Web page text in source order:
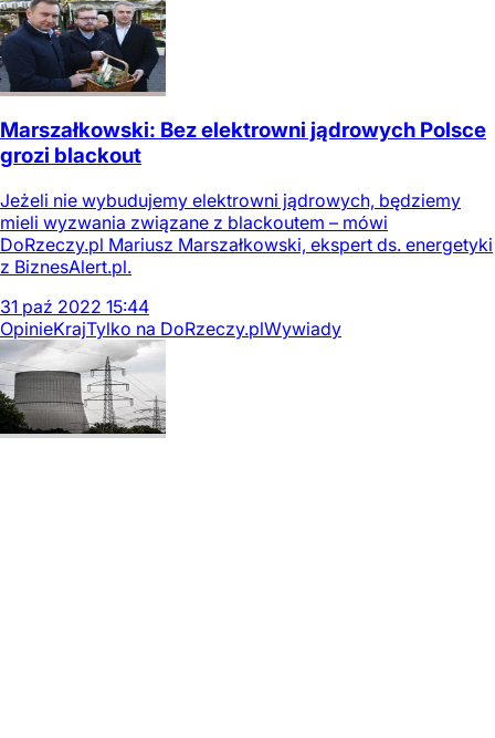
Marszałkowski: Bez elektrowni jądrowych Polsce
grozi blackout
Jeżeli nie wybudujemy elektrowni jądrowych, będziemy
mieli wyzwania związane z blackoutem – mówi
DoRzeczy.pl Mariusz Marszałkowski, ekspert ds. energetyki
z BiznesAlert.pl.
31 paź 2022 15:44
OpinieKrajTylko na DoRzeczy.plWywiady